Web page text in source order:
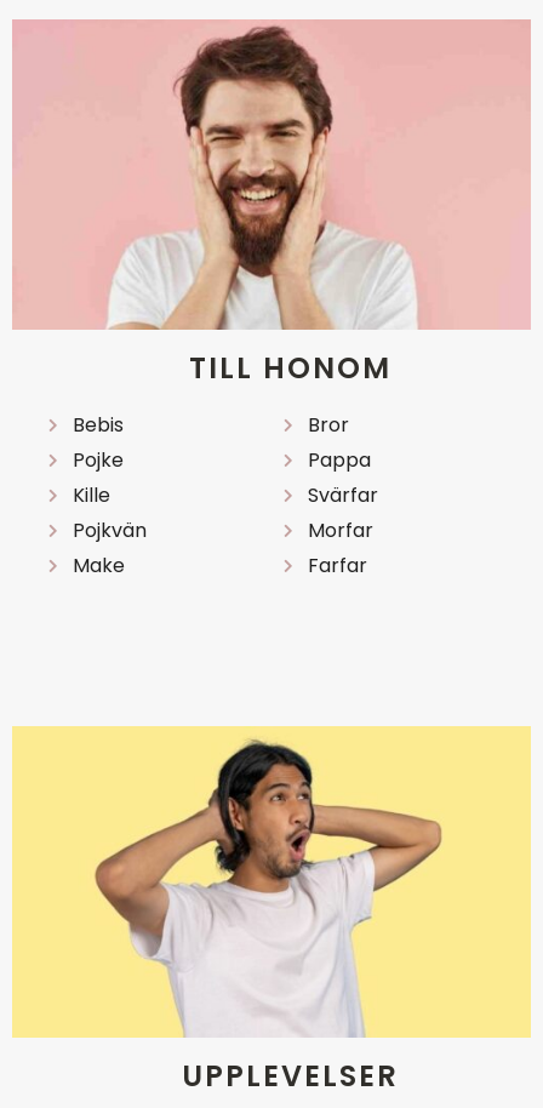
TILL HONOM
Bebis
Pojke
Kille
Pojkvän
Make
Bror
Pappa
Svärfar
Morfar
Farfar
UPPLEVELSER